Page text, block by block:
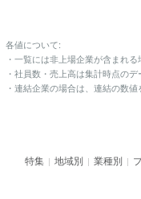
各値について:
・一覧には非上場企業が含まれる
・社員数・売上高は集計時点のデ
・連結企業の場合は、連結の数値
特集 | 地域別 | 業種別 |